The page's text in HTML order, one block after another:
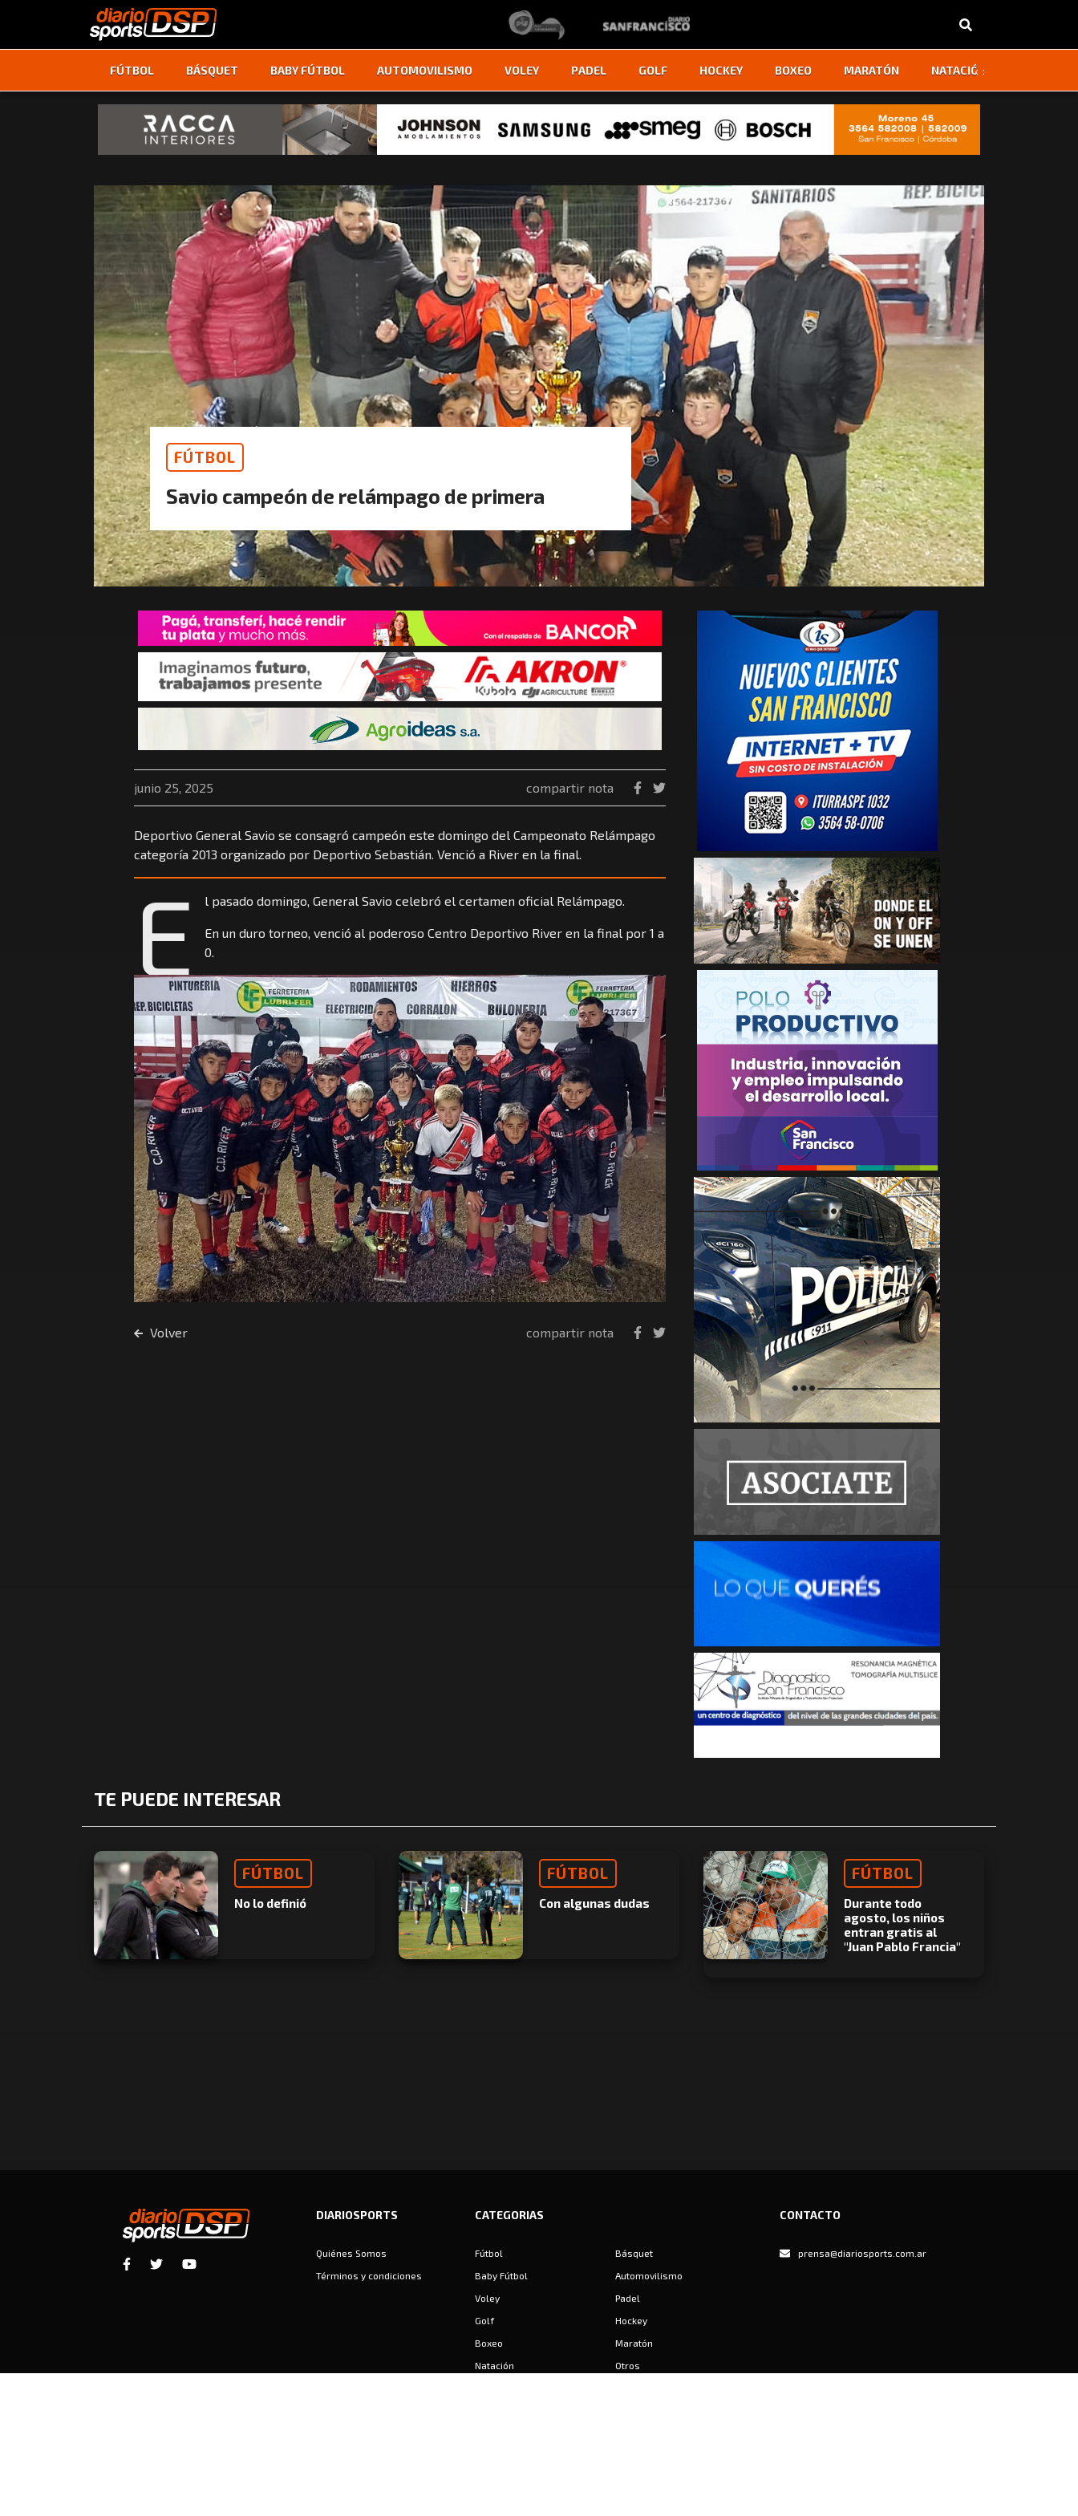
FÚTBOL BÁSQUET BABY FÚTBOL AUTOMOVILISMO VOLEY PADEL GOLF HOCKEY BOXEO MARATÓN NATACIÓN
‹ ›
FÚTBOL
Savio campeón de relámpago de primera
junio 25, 2025 compartir nota
Deportivo General Savio se consagró campeón este domingo del Campeonato Relámpago
categoría 2013 organizado por Deportivo Sebastián. Venció a River en la final.
E l pasado domingo, General Savio celebró el certamen oficial Relámpago.
En un duro torneo, venció al poderoso Centro Deportivo River en la final por 1 a
0.
Volver compartir nota
TE PUEDE INTERESAR
FÚTBOL
No lo definió
FÚTBOL
Con algunas dudas
FÚTBOL
Durante todo
agosto, los niños
entran gratis al
"Juan Pablo Francia"
DIARIOSPORTS
Quiénes Somos
Términos y condiciones
CATEGORIAS
Fútbol
Básquet
Baby Fútbol
Automovilismo
Voley
Padel
Golf
Hockey
Boxeo
Maratón
Natación
Otros
CONTACTO
prensa@diariosports.com.ar